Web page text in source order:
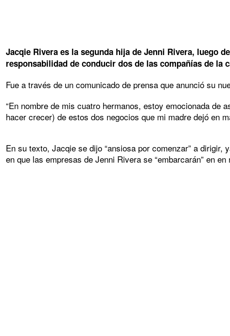
Jacqie Rivera es la segunda hija de Jenni Rivera, luego
responsabilidad de conducir dos de las compañías de la
Fue a través de un comunicado de prensa que anunció su
“En nombre de mis cuatro hermanos, estoy emocionada
hacer crecer) de estos dos negocios que mi madre dejó en
En su texto, Jacqie se dijo “ansiosa por comenzar” a
en que las empresas de Jenni Rivera se “embarcarán” en